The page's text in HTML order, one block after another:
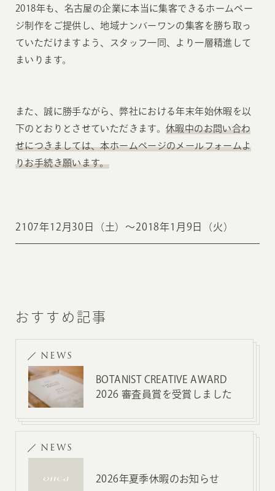
2018年も、名古屋の企業に本当に集客できるホームペー
ジ制作をご提供し、地域ナンバーワンの集客を勝ち取っ
ていただけますよう、スタッフ一同、より一層精進して
まいります。
また、誠に勝手ながら、弊社における年末年始休暇を以
下のとおりとさせていただきます。 休暇中のお問い合わ
せにつきましては、本ホームページのメールフォームよ
りお手続き願います。
2107年12月30日（土）〜2018年1月9日（火）
おすすめ記事
NEWS
BOTANIST CREATIVE AWARD
2026 審査員賞を受賞しました
NEWS
2026年夏季休暇のお知らせ